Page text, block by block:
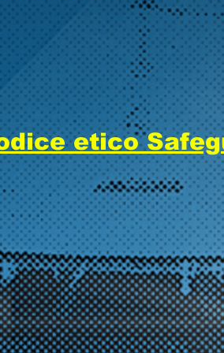
etico